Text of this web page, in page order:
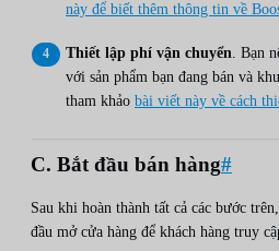
này để biết thêm thông tin về
Thiết lập phí vận chuyển . Bạn
với sản phẩm bạn đang bán và
tham khảo bài viết này về cách
C. Bắt đầu bán hàng#
Sau khi hoàn thành tất cả các bước
đầu mở cửa hàng để khách hàng truy